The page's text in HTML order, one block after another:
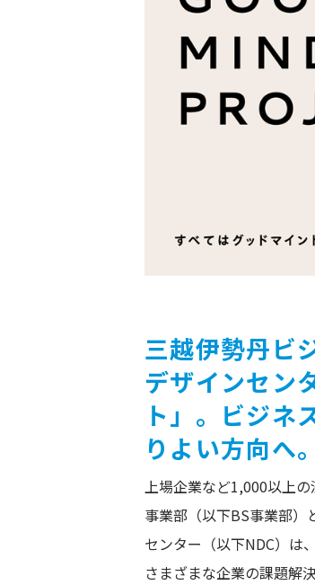
三越伊勢丹ビ
デザインセン
ト」。 ビジネ
りよい方向へ。
上場企業など1,000以上
事業部（以下BS事業部）
センター（以下NDC）は
さまざまな企業の課題解